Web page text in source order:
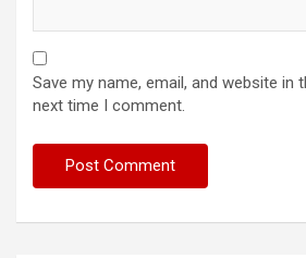
Save my name, email, and website in
next time I comment.